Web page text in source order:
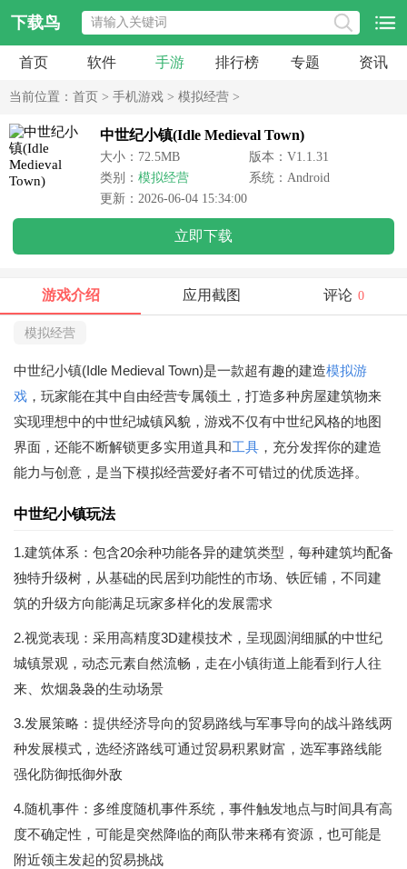
下载鸟
首页 软件 手游 排行榜 专题 资讯
当前位置： 首页 > 手机游戏 > 模拟经营 >
中世纪小镇(Idle Medieval Town)
大小：72.5MB
版本：V1.1.31
类别： 模拟经营
系统：Android
更新：2026-06-04 15:34:00
立即下载
游戏介绍 应用截图 评论 0
模拟经营
中世纪小镇(Idle Medieval Town)是一款超有趣的建造模拟游
戏 ，玩家能在其中自由经营专属领土，打造多种房屋建筑物来
实现理想中的中世纪城镇风貌，游戏不仅有中世纪风格的地图
界面，还能不断解锁更多实用道具和工具 ，充分发挥你的建造
能力与创意，是当下模拟经营爱好者不可错过的优质选择。
中世纪小镇玩法
1.建筑体系：包含20余种功能各异的建筑类型，每种建筑均配备
独特升级树，从基础的民居到功能性的市场、铁匠铺，不同建
筑的升级方向能满足玩家多样化的发展需求
2.视觉表现：采用高精度3D建模技术，呈现圆润细腻的中世纪
城镇景观，动态元素自然流畅，走在小镇街道上能看到行人往
来、炊烟袅袅的生动场景
3.发展策略：提供经济导向的贸易路线与军事导向的战斗路线两
种发展模式，选经济路线可通过贸易积累财富，选军事路线能
强化防御抵御外敌
4.随机事件：多维度随机事件系统，事件触发地点与时间具有高
度不确定性，可能是突然降临的商队带来稀有资源，也可能是
附近领主发起的贸易挑战